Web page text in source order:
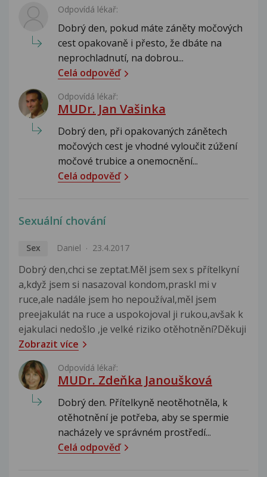
Odpovídá lékař:
Dobrý den, pokud máte záněty močových
cest opakovaně i přesto, že dbáte na
neprochladnutí, na dobrou...
Celá odpověď
Odpovídá lékař:
MUDr. Jan Vašinka
Dobrý den, při opakovaných zánětech
močových cest je vhodné vyloučit zúžení
močové trubice a onemocnění...
Celá odpověď
Sexuální chování
Sex Daniel 23.4.2017
Dobrý den,chci se zeptat.Měl jsem sex s přítelkyní
a,když jsem si nasazoval kondom,praskl mi v
ruce,ale nadále jsem ho nepoužíval,měl jsem
preejakulát na ruce a uspokojoval ji rukou,avšak k
ejakulaci nedošlo ,je velké riziko otěhotnění?Děkuji
Zobrazit více
Odpovídá lékař:
MUDr. Zdeňka Janoušková
Dobrý den. Přítelkyně neotěhotněla, k
otěhotnění je potřeba, aby se spermie
nacházely ve správném prostředí...
Celá odpověď